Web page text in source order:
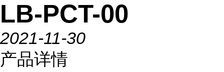
LB-PCT-00
2021-11-30
产品详情